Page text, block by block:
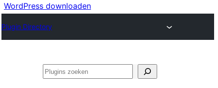
WordPress downloaden
Plugin Directory
Zoeken